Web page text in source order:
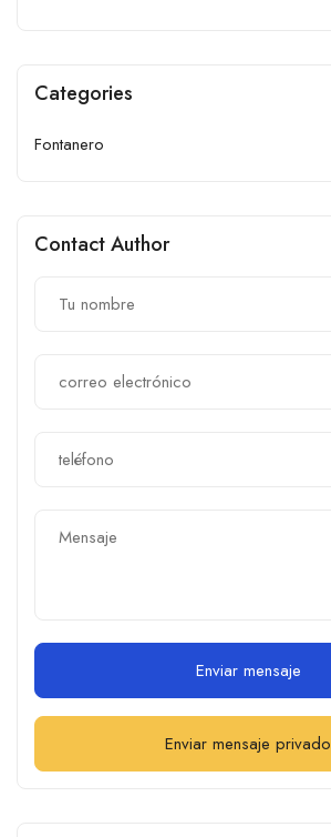
Categories
Fontanero
Contact Author
Enviar mensaje
Enviar mensaje privado